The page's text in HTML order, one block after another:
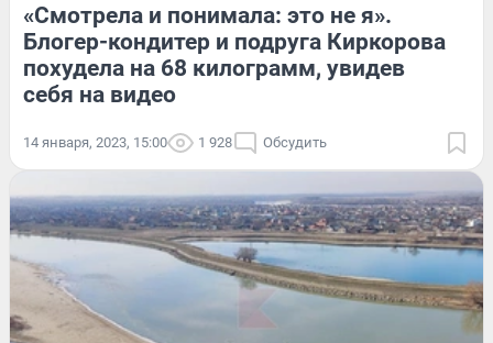
«Смотрела и понимала: это не я».
Блогер-кондитер и подруга Киркорова
похудела на 68 килограмм, увидев
себя на видео
14 января, 2023, 15:00 1 928 Обсудить